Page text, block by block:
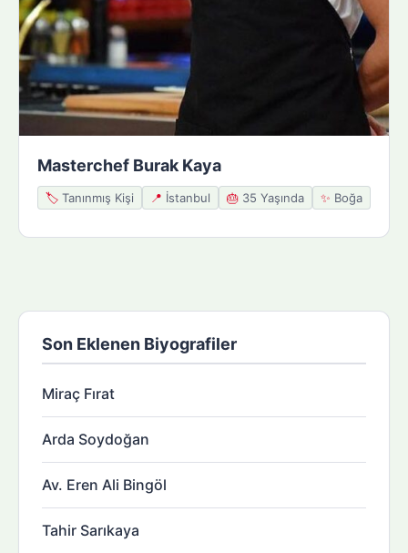
Masterchef Burak Kaya
🏷️ Tanınmış Kişi 📍 İstanbul 🎂 35 Yaşında ✨ Boğa
Son Eklenen Biyografiler
Miraç Fırat
Arda Soydoğan
Av. Eren Ali Bingöl
Tahir Sarıkaya